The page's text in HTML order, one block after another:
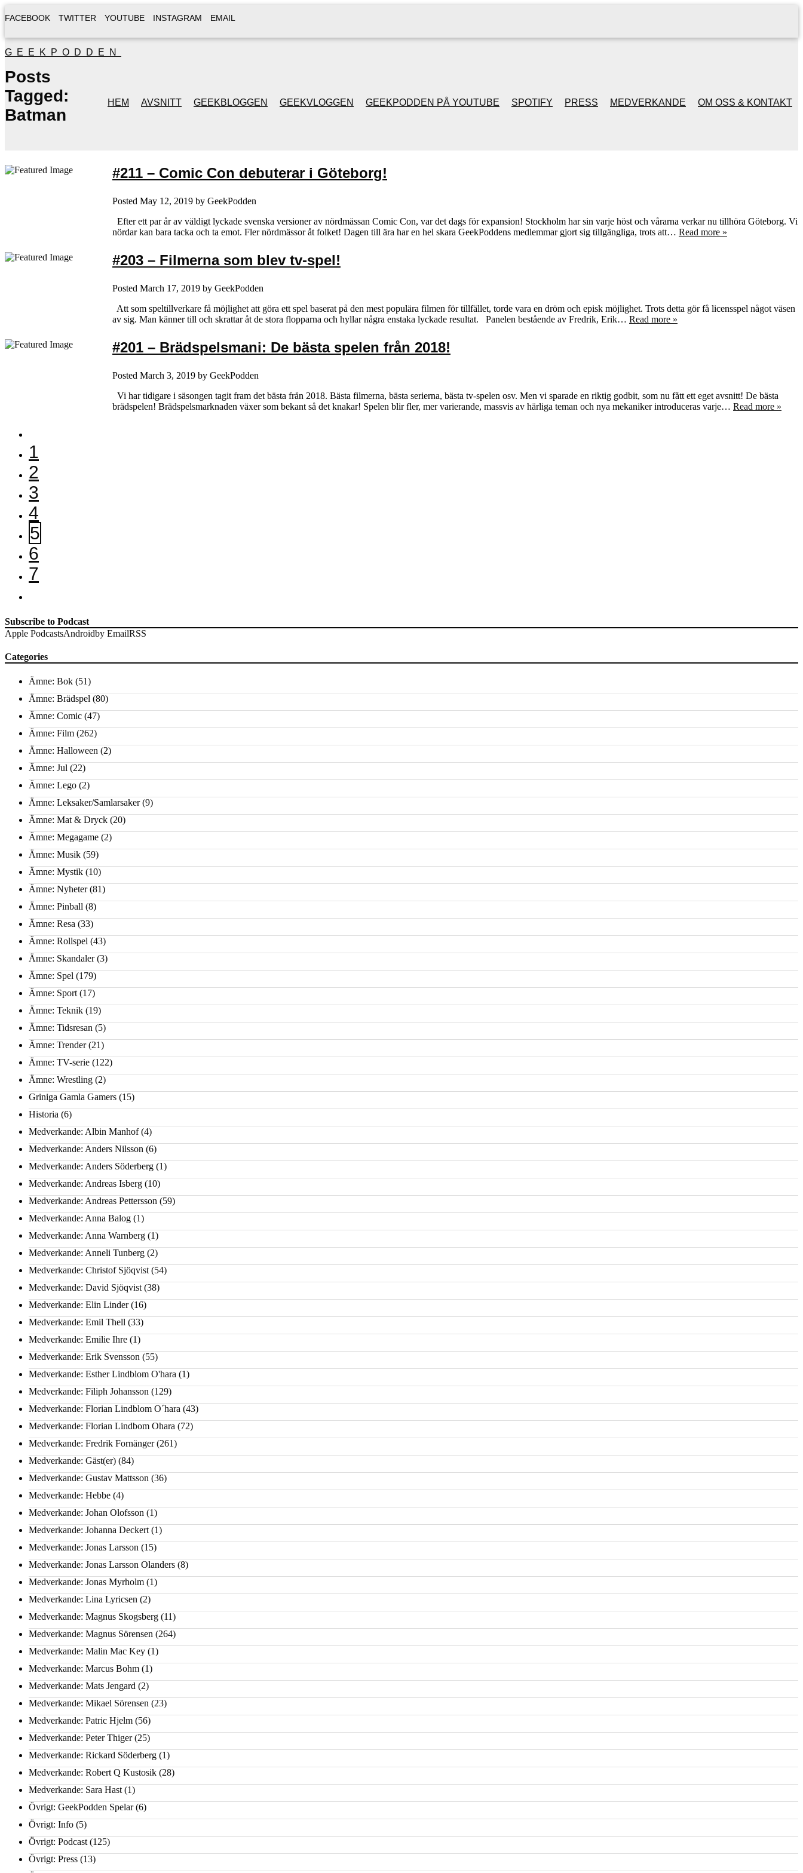
FACEBOOK TWITTER YOUTUBE INSTAGRAM EMAIL
GEEKPODDEN
HEM AVSNITT GEEKBLOGGEN GEEKVLOGGEN GEEKPODDEN PÅ YOUTUBE
GAMING MED MICKE
GEEKPODDENS
SPOTIFY PRESS MEDVERKANDE OM OSS & KONTAKT
Posts
Tagged:
Batman
#211 – Comic Con debuterar i Göteborg!
Posted May 12, 2019 by GeekPodden
Efter ett par år av väldigt lyckade svenska versioner av nördmässan Comic Con, var det dags för expansion! Stockholm har sin varje höst och vårarna verkar nu tillhöra Göteborg. Vi
nördar kan bara tacka och ta emot. Fler nördmässor åt folket! Dagen till ära har en hel skara GeekPoddens medlemmar gjort sig tillgängliga, trots att… Read more »
#203 – Filmerna som blev tv-spel!
Posted March 17, 2019 by GeekPodden
Att som speltillverkare få möjlighet att göra ett spel baserat på den mest populära filmen för tillfället, torde vara en dröm och episk möjlighet. Trots detta gör få licensspel något väsen
av sig. Man känner till och skrattar åt de stora flopparna och hyllar några enstaka lyckade resultat. Panelen bestående av Fredrik, Erik… Read more »
#201 – Brädspelsmani: De bästa spelen från 2018!
Posted March 3, 2019 by GeekPodden
Vi har tidigare i säsongen tagit fram det bästa från 2018. Bästa filmerna, bästa serierna, bästa tv-spelen osv. Men vi sparade en riktig godbit, som nu fått ett eget avsnitt! De bästa
brädspelen! Brädspelsmarknaden växer som bekant så det knakar! Spelen blir fler, mer varierande, massvis av härliga teman och nya mekaniker introduceras varje… Read more »
1
2
3
4
5
6
7
Subscribe to Podcast
Apple PodcastsAndroidby EmailRSS
Categories
Ämne: Bok (51)
Ämne: Brädspel (80)
Ämne: Comic (47)
Ämne: Film (262)
Ämne: Halloween (2)
Ämne: Jul (22)
Ämne: Lego (2)
Ämne: Leksaker/Samlarsaker(9)
Ämne: Mat & Dryck (20)
Ämne: Megagame (2)
Ämne: Musik (59)
Ämne: Mystik (10)
Ämne: Nyheter(81)
Ämne: Pinball (8)
Ämne: Resa (33)
Ämne: Rollspel (43)
Ämne: Skandaler(3)
Ämne: Spel (179)
Ämne: Sport (17)
Ämne: Teknik (19)
Ämne: Tidsresan (5)
Ämne: Trender(21)
Ämne: TV-serie (122)
Ämne: Wrestling (2)
Griniga Gamla Gamers (15)
Historia (6)
Medverkande: Albin Manhof(4)
Medverkande: Anders Nilsson (6)
Medverkande: Anders Söderberg (1)
Medverkande: Andreas Isberg (10)
Medverkande: Andreas Pettersson (59)
Medverkande: Anna Balog (1)
Medverkande: Anna Warnberg (1)
Medverkande: Anneli Tunberg (2)
Medverkande: Christof Sjöqvist (54)
Medverkande: David Sjöqvist (38)
Medverkande: Elin Linder(16)
Medverkande: Emil Thell (33)
Medverkande: Emilie Ihre (1)
Medverkande: Erik Svensson (55)
Medverkande: Esther Lindblom O'hara (1)
Medverkande: Filiph Johansson (129)
Medverkande: Florian Lindblom O´hara (43)
Medverkande: Florian Lindbom Ohara (72)
Medverkande: Fredrik Fornänger(261)
Medverkande: Gäst(er) (84)
Medverkande: Gustav Mattsson (36)
Medverkande: Hebbe (4)
Medverkande: Johan Olofsson (1)
Medverkande: Johanna Deckert (1)
Medverkande: Jonas Larsson (15)
Medverkande: Jonas Larsson Olanders (8)
Medverkande: Jonas Myrholm (1)
Medverkande: Lina Lyricsen (2)
Medverkande: Magnus Skogsberg (11)
Medverkande: Magnus Sörensen (264)
Medverkande: Malin Mac Key (1)
Medverkande: Marcus Bohm (1)
Medverkande: Mats Jengard (2)
Medverkande: Mikael Sörensen (23)
Medverkande: Patric Hjelm (56)
Medverkande: Peter Thiger(25)
Medverkande: Rickard Söderberg (1)
Medverkande: Robert Q Kustosik (28)
Medverkande: Sara Hast (1)
Övrigt: GeekPodden Spelar(6)
Övrigt: Info (5)
Övrigt: Podcast (125)
Övrigt: Press (13)